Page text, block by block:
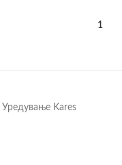
1
Уредување Kares